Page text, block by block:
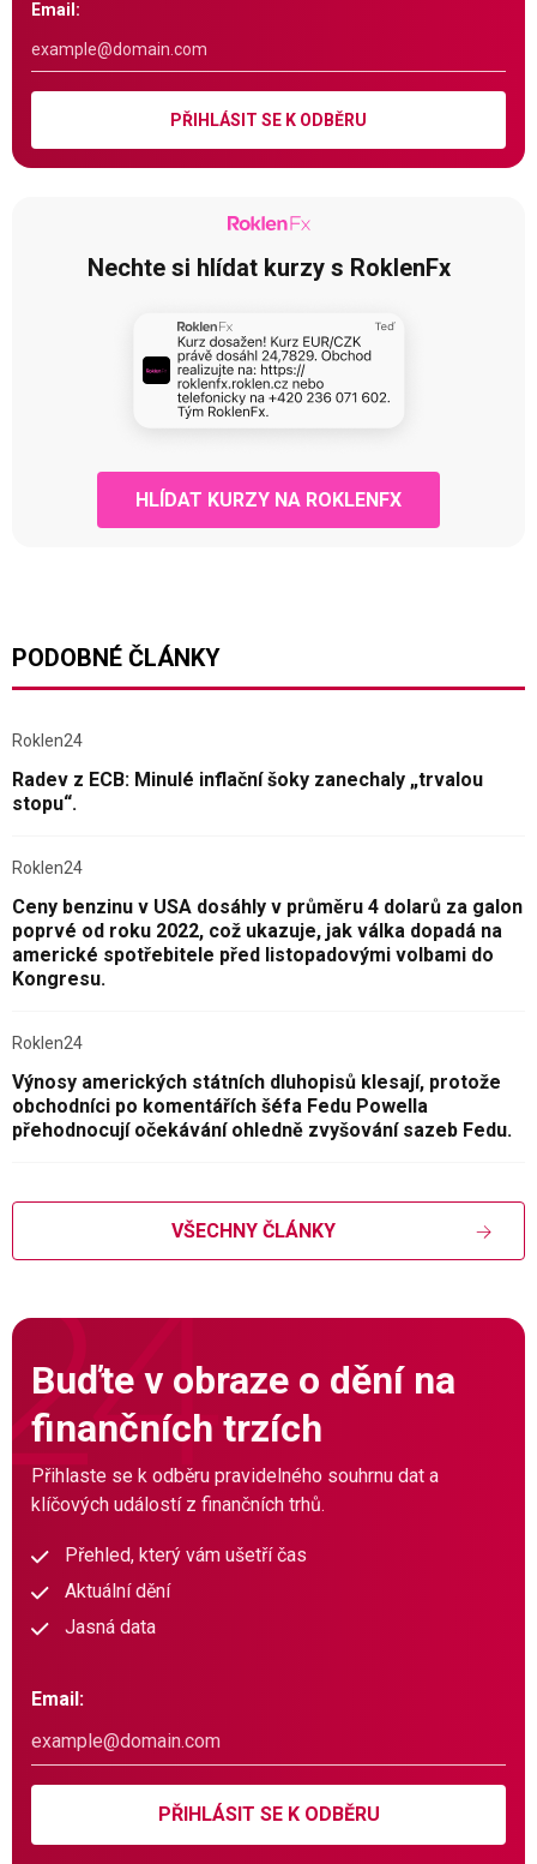
Email:
PŘIHLÁSIT SE K ODBĚRU
Nechte si hlídat kurzy s RoklenFx
HLÍDAT KURZY NA ROKLENFX
PODOBNÉ ČLÁNKY
Roklen24
Radev z ECB: Minulé inflační šoky zanechaly „trvalou
stopu“.
Roklen24
Ceny benzinu v USA dosáhly v průměru 4 dolarů za galon
poprvé od roku 2022, což ukazuje, jak válka dopadá na
americké spotřebitele před listopadovými volbami do
Kongresu.
Roklen24
Výnosy amerických státních dluhopisů klesají, protože
obchodníci po komentářích šéfa Fedu Powella
přehodnocují očekávání ohledně zvyšování sazeb Fedu.
VŠECHNY ČLÁNKY
Buďte v obraze o dění na
finančních trzích
Přihlaste se k odběru pravidelného souhrnu dat a
klíčových událostí z finančních trhů.
Přehled, který vám ušetří čas
Aktuální dění
Jasná data
Email:
PŘIHLÁSIT SE K ODBĚRU